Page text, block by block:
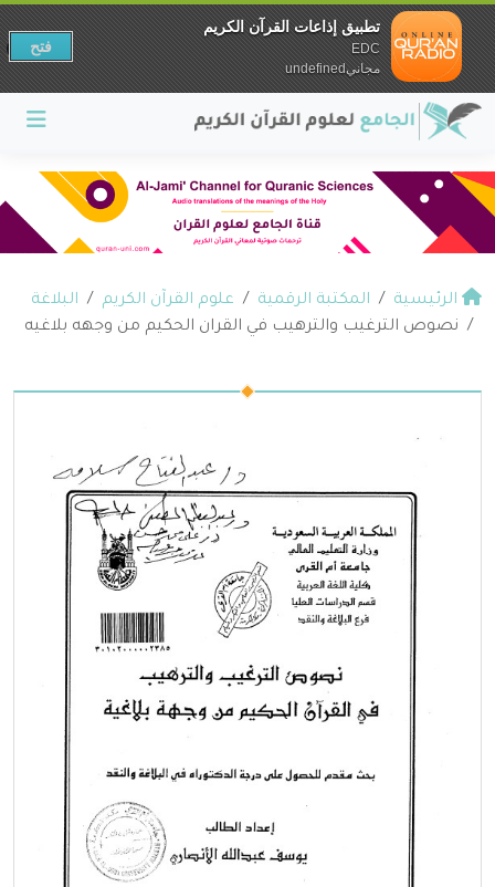
الرئيسية المكتبة الرقمية علوم القرآن الكريم
البلاغة
نصوص الترغيب والترهيب في القران الحكيم من وجهه بلاغيه
تطبيق إذاعات القرآن الكريم
EDC
مجانيundefined
فتح